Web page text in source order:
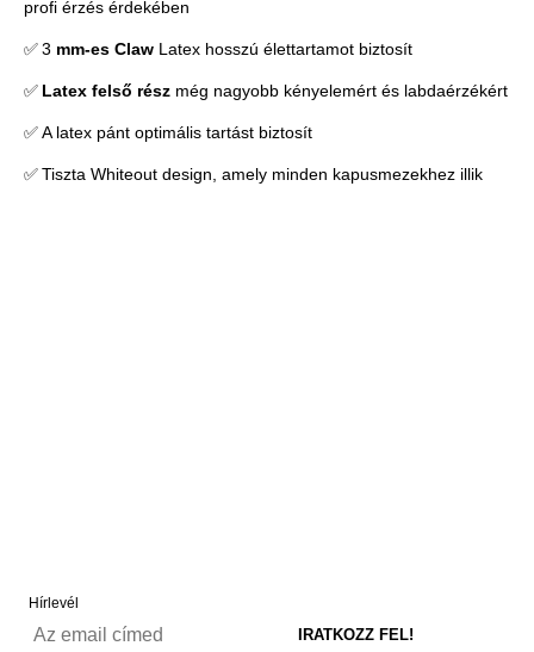
profi érzés érdekében
✅ 3 mm-es Claw Latex hosszú élettartamot biztosít
✅ Latex felső rész még nagyobb kényelemért és labdaérzékért
✅ A latex pánt optimális tartást biztosít
✅ Tiszta Whiteout design, amely minden kapusmezekhez illik
Hírlevél